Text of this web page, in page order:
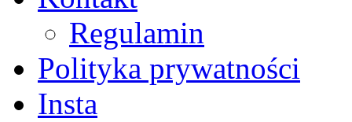
Regulamin
Polityka prywatności
Insta